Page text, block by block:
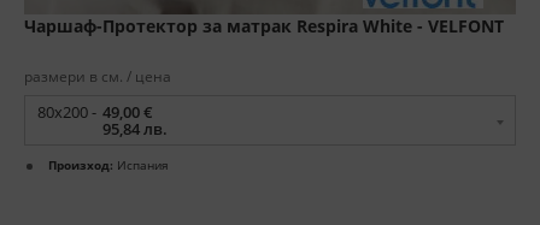
Чаршаф-Протектор за матрак Respira White - VELFONT
размери в см. / цена
80x200 - 49,00 €
95,84 лв.
Произход: Испания